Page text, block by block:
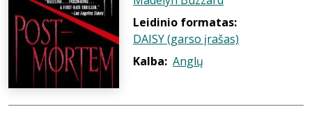
Leidinio formatas:
DAISY (garso įrašas)
Kalba: Anglų